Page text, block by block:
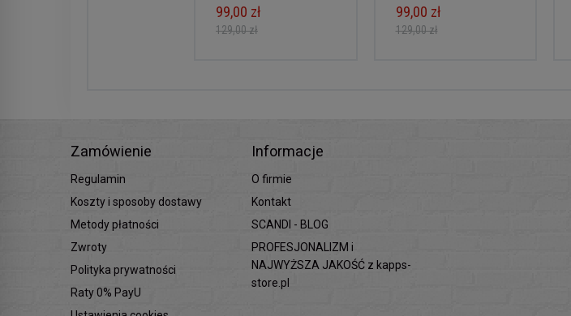
99,00 zł
129,00 zł
99,00 zł
129,00 zł
Zamówienie
Regulamin
Koszty i sposoby dostawy
Metody płatności
Zwroty
Polityka prywatności
Raty 0% PayU
Informacje
O firmie
Kontakt
SCANDI - BLOG
PROFESJONALIZM i
NAJWYŻSZA JAKOŚĆ z kapps-
store.pl